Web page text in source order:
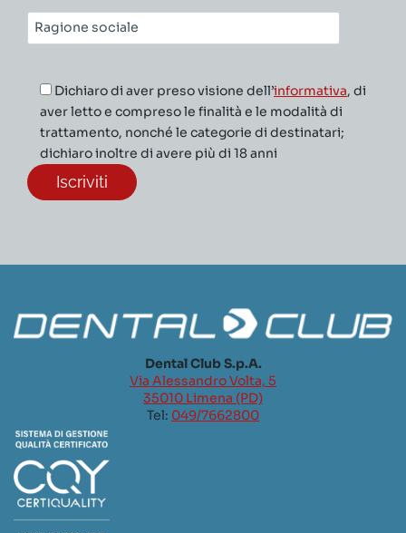
Ragione
sociale*
Dichiaro di aver preso visione dell’informativa, di
aver letto e compreso le finalità e le modalità di
trattamento, nonché le categorie di destinatari;
dichiaro inoltre di avere più di 18 anni
Dental Club S.p.A.
Via Alessandro Volta, 5
35010 Limena (PD)
Tel: 049/7662800